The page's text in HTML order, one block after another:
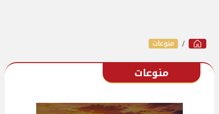
منوعات
منوعات